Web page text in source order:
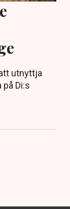
utnyttja
Di:s